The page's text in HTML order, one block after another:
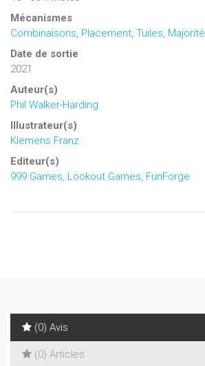
Mécanismes
Combinaisons, Placement, Tuiles, Majorité
Date de sortie
2021
Auteur(s)
Phil Walker-Harding
Illustrateur(s)
Klemens Franz
Editeur(s)
999 Games, Lookout Games, FunForge
(0) Avis
(0) Articles